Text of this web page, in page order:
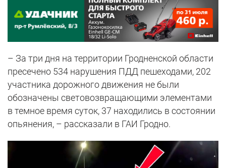
– За три дня на территории Гродненской области
пресечено 534 нарушения ПДД пешеходами, 202
участника дорожного движения не были
обозначены световозвращающими элементами
в темное время суток, 37 находились в состоянии
опьянения, – рассказали в ГАИ Гродно.